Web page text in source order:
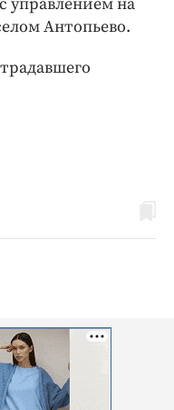
управлением на
Антопьево.